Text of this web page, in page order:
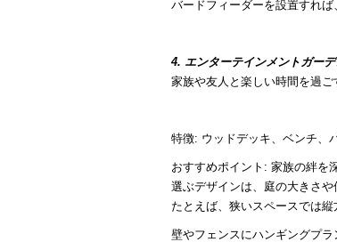
バードフィーダーを設置すれば
4. エンターテインメントガー
家族や友人と楽しい時間を過ご
特徴: ウッドデッキ、ベンチ、
おすすめポイント: 家族の絆を
選ぶデザインは、庭の大きさや
たとえば、狭いスペースでは縦
壁やフェンスにハンギングプラ